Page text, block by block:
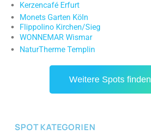
Kerzencafé Erfurt
Monets Garten Köln
Flippolino Kirchen/Sieg
WONNEMAR Wismar
NaturTherme Templin
Weitere Spots finden
SPOT KATEGORIEN